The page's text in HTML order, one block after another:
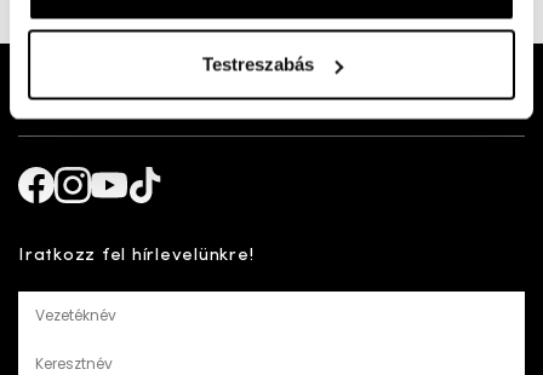
Testreszabás
Cikkszám:100004943
Kövess minket!
Iratkozz fel hírlevelünkre!
Vezetéknév
Keresztnév